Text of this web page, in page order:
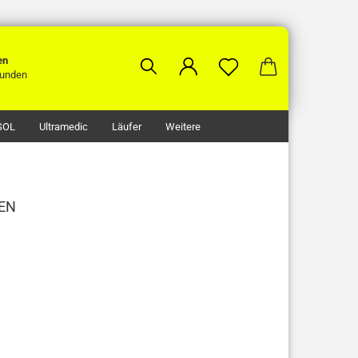
Ultramedic Läufer Weitere